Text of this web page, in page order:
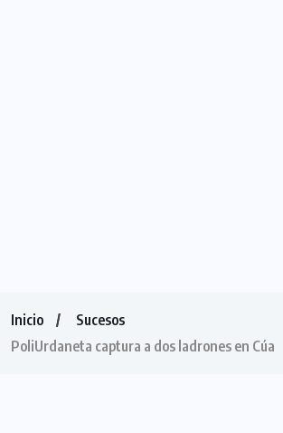
Inicio
Sucesos
PoliUrdaneta captura a dos ladrones en Cúa